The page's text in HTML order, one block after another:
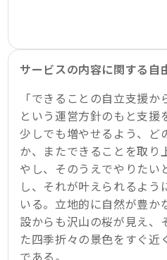
サービスの内容に関する自
「できることの自立支援
という運営方針のもと支援
少しでも増やせるよう、ど
か、またできることを取り
やし、そのうえでやりたい
し、それが叶えられるよう
いる。立地的に自然が豊か
設からも沢山の桜が見え、
た四季折々の景色をすぐ近